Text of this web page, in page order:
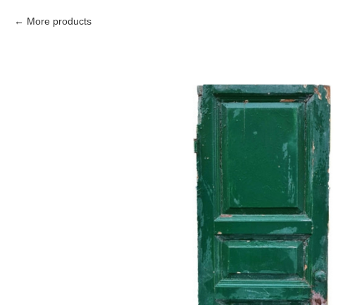
More products